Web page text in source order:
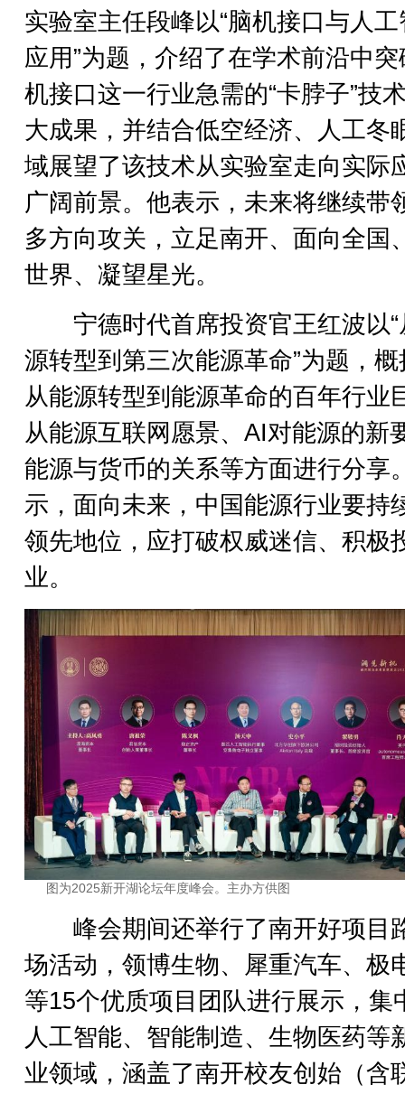
实验室主任段峰以“脑机接口与人
应用”为题，介绍了在学术前沿中
机接口这一行业急需的“卡脖子”技
大成果，并结合低空经济、人工冬
域展望了该技术从实验室走向实际
广阔前景。他表示，未来将继续带
多方向攻关，立足南开、面向全国
世界、凝望星光。
宁德时代首席投资官王红波以“
源转型到第三次能源革命”为题，
从能源转型到能源革命的百年行业
从能源互联网愿景、AI对能源的新
能源与货币的关系等方面进行分享
示，面向未来，中国能源行业要持
领先地位，应打破权威迷信、积极
业。
图为2025新开湖论坛年度峰会。主办方供图
峰会期间还举行了南开好项目
场活动，领博生物、犀重汽车、极
等15个优质项目团队进行展示，集
人工智能、智能制造、生物医药等
业领域，涵盖了南开校友创始（含